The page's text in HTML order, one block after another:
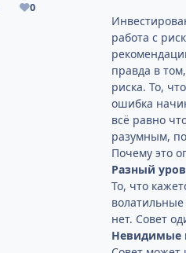
0
Репутация
работа с
правда в
риска. То,
ошибка
всё равно
разумным,
Почему это
Разный
То, что
нет. Совет
Невидимые